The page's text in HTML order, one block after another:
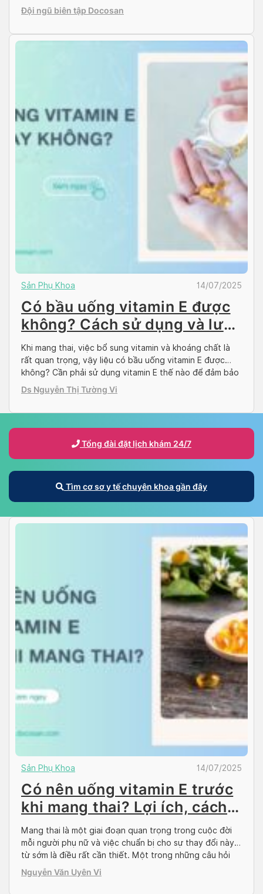
viết dưới đây, hãy cùng Docosan tìm hiểu những lưu ý
về việc bổ sung vitamin E khi mang thai để có một […]
Đội ngũ biên tập Docosan
Sản Phụ Khoa 14/07/2025
Có bầu uống vitamin E được
không? Cách sử dụng và lưu
ý an toàn
Khi mang thai, việc bổ sung vitamin và khoáng chất là
rất quan trọng, vậy liệu có bầu uống vitamin E được
không? Cần phải sử dụng vitamin E thế nào để đảm bảo
an toàn? Hãy cùng Docosan tìm hiểu về vitamin E và
cách sử dụng an toàn trong thời kỳ thai kỳ […]
Ds Nguyễn Thị Tường Vi
Tổng đài đặt lịch khám 24/7
Tìm cơ sơ y tế chuyên khoa gần đây
Sản Phụ Khoa 14/07/2025
Có nên uống vitamin E trước
khi mang thai? Lợi ích, cách
sử dụng, lưu ý
Mang thai là một giai đoạn quan trọng trong cuộc đời
mỗi người phụ nữ và việc chuẩn bị cho sự thay đổi này
từ sớm là điều rất cần thiết. Một trong những câu hỏi
thường được đặt ra là “Có nên uống vitamin E trước khi
mang thai?”. Vitamin E không chỉ là […]
Nguyễn Văn Uyên Vi